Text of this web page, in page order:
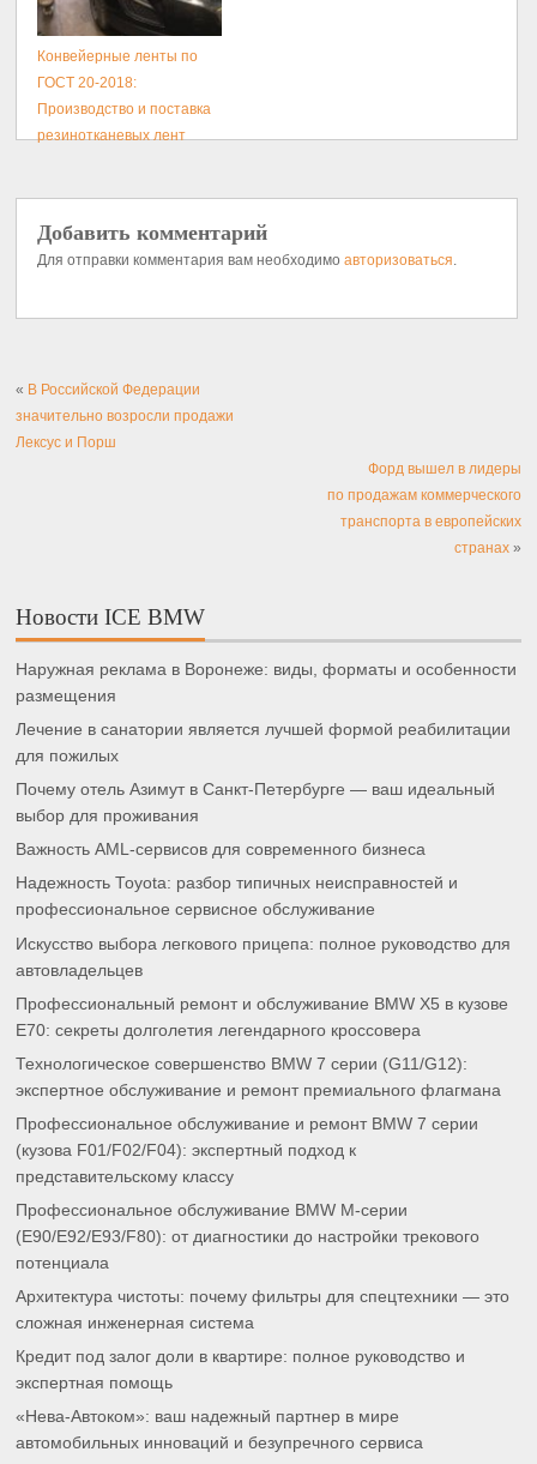
Конвейерные ленты по
ГОСТ 20-2018:
Производство и поставка
резинотканевых лент
Добавить комментарий
Для отправки комментария вам необходимоавторизоваться.
« В Российской Федерации
значительно возросли продажи
Лексус и Порш
Форд вышел в лидеры
по продажам коммерческого
транспорта в европейских
странах»
Новости ICE BMW
Наружная реклама в Воронеже: виды, форматы и особенности
размещения
Лечение в санатории является лучшей формой реабилитации
для пожилых
Почему отель Азимут в Санкт-Петербурге — ваш идеальный
выбор для проживания
Важность AML-сервисов для современного бизнеса
Надежность Toyota: разбор типичных неисправностей и
профессиональное сервисное обслуживание
Искусство выбора легкового прицепа: полное руководство для
автовладельцев
Профессиональный ремонт и обслуживание BMW X5 в кузове
E70: секреты долголетия легендарного кроссовера
Технологическое совершенство BMW 7 серии (G11/G12):
экспертное обслуживание и ремонт премиального флагмана
Профессиональное обслуживание и ремонт BMW 7 серии
(кузова F01/F02/F04): экспертный подход к
представительскому классу
Профессиональное обслуживание BMW M-серии
(E90/E92/E93/F80): от диагностики до настройки трекового
потенциала
Архитектура чистоты: почему фильтры для спецтехники — это
сложная инженерная система
Кредит под залог доли в квартире: полное руководство и
экспертная помощь
«Нева-Автоком»: ваш надежный партнер в мире
автомобильных инноваций и безупречного сервиса